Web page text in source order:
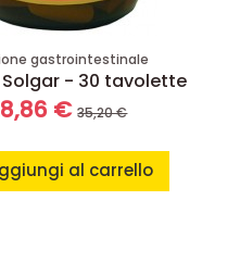
gastrointestinale
- 30 tavolette
€35,20 €
al carrello